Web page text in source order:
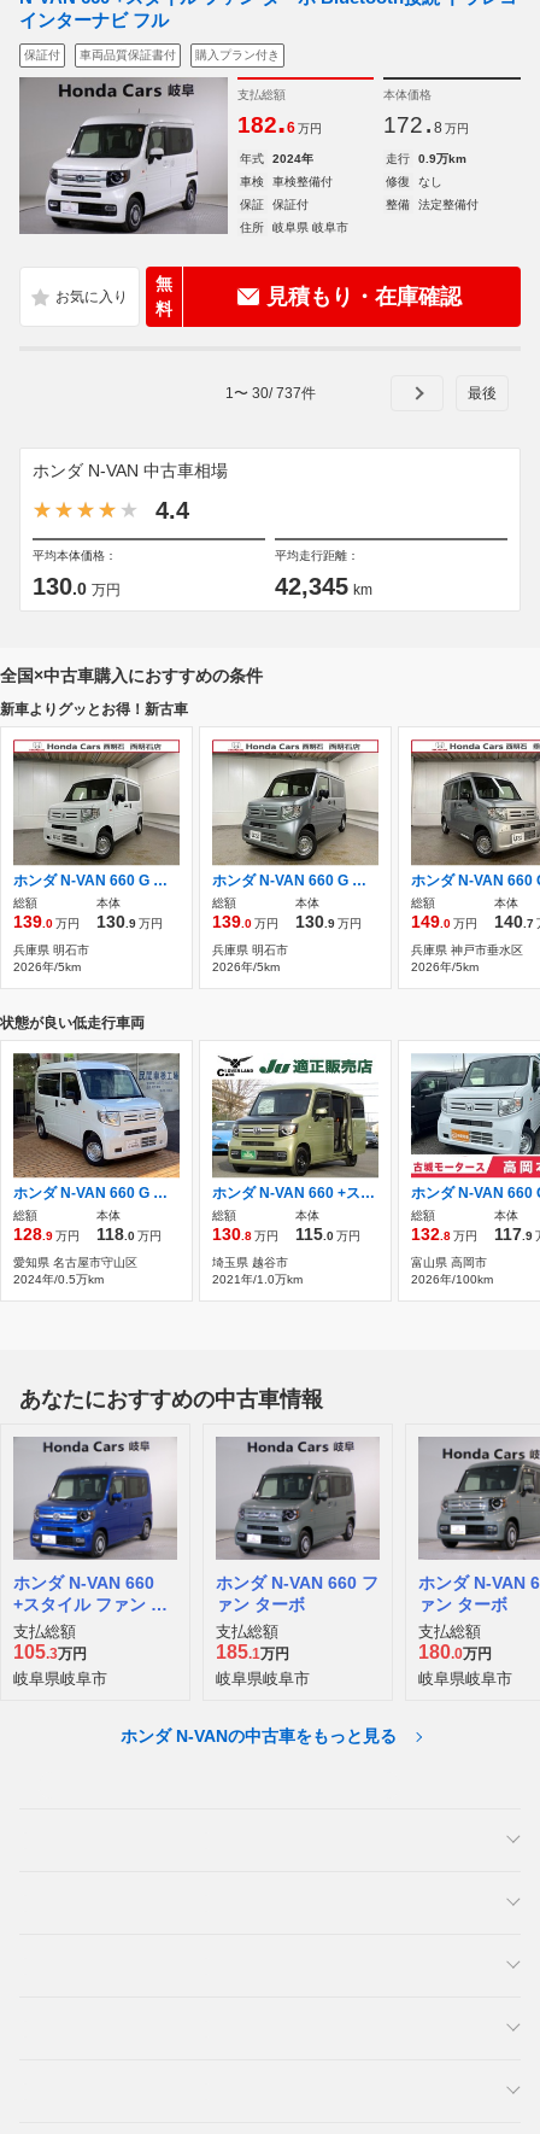
インターナビ フル
保証付 車両品質保証書付 購入プラン付き
支払総額
182.6 万円
本体価格
172. 8 万円
年式 2024年 走行
0.9万km
車検
車検整備付 修復
なし
保証
保証付 整備
法定整備付
住所
岐阜県 岐阜市
無
料
見積もり・在庫確認
1 〜 30/737件
ホンダ N-VAN 中古車相場
4.4
平均本体価格：
130.0 万円
平均走行距離：
42,345 km
全国×中古車購入におすすめの条件
新車よりグッとお得！新古車
ホンダ N-VAN 660 G 衝突軽減ブレーキ・リアパーキングセンサー
総額
139 .0万円
本体
130 .9万円
兵庫県 明石市
2026年/5km
ホンダ N-VAN 660 G 衝突軽減ブレーキ・リアパーキングセンサー
総額
139 .0万円
本体
130 .9万円
兵庫県 明石市
2026年/5km
総額
149 .0万円
本体
140 .7
兵庫県 神戸市垂水区
2026年/5km
状態が良い低走行車両
ホンダ N-VAN 660 G 純正8インチフルセグナビETC
総額
128.9万円
本体
118.0万円
愛知県 名古屋市守山区
2024年/0.5万km
ホンダ N-VAN 660 +スタイル ファン ホンダセンシング ボンネットラッピング ホンダセンシング
総額
130.8万円
本体
115.0万円
埼玉県 越谷市
2021年/1.0万km
総額
132.8万円
本体
117.9
富山県 高岡市
2026年/100km
あなたにおすすめの中古車情報
ホンダ N-VAN 660
+スタイル ファン タ
ーボ ホンダセンシン
グ
支払総額
105.3万円
岐阜県岐阜市
ホンダ N-VAN 660 フ
ァン ターボ
支払総額
185.1万円
岐阜県岐阜市
ホンダ N-VAN
ァン ターボ
支払総額
180.0万円
岐阜県岐阜市
ホンダ N-VANの中古車をもっと見る